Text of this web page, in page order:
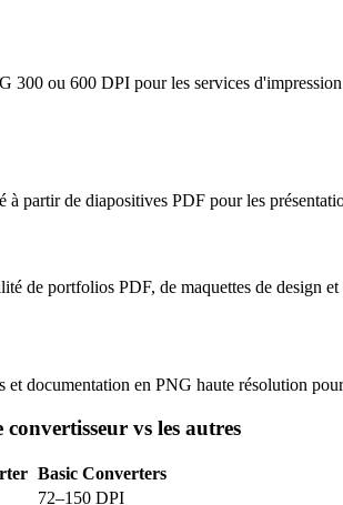
300 ou 600 DPI pour les services
à partir de diapositives PDF pour les
de portfolios PDF, de maquettes de design
et documentation en PNG haute résolution
vs les autres
Basic Converters
72–150 DPI